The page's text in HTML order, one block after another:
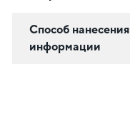
Способ нанесения
информации